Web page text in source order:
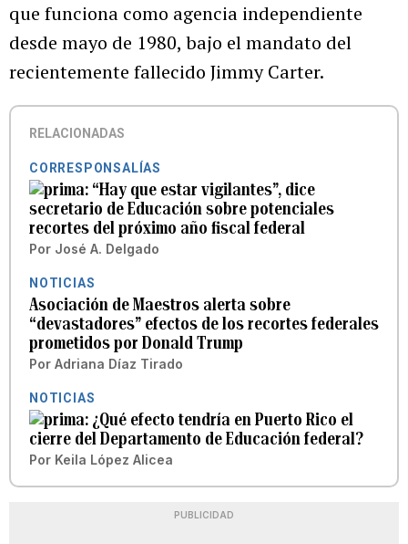
que funciona como agencia independiente
desde mayo de 1980, bajo el mandato del
recientemente fallecido Jimmy Carter.
RELACIONADAS
CORRESPONSALÍAS
“Hay que estar vigilantes”, dice
secretario de Educación sobre potenciales
recortes del próximo año fiscal federal
Por José A. Delgado
NOTICIAS
Asociación de Maestros alerta sobre
“devastadores” efectos de los recortes federales
prometidos por Donald Trump
Por Adriana Díaz Tirado
NOTICIAS
¿Qué efecto tendría en Puerto Rico el
cierre del Departamento de Educación federal?
Por Keila López Alicea
PUBLICIDAD